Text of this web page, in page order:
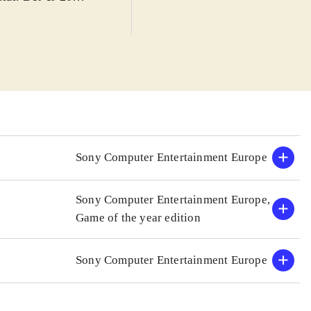
har
Helt i
Heldigvis har
For
tekster
Sony Computer Entertainment Europe
Sony Computer Entertainment Europe,
Game of the year edition
Sony Computer Entertainment Europe